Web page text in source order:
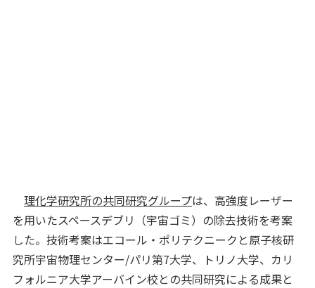
理化学研究所の共同研究グループは、高強度レーザー
を用いたスペースデブリ（宇宙ゴミ）の除去技術を考案
した。技術考案はエコール・ポリテクニークと原子核研
究所宇宙物理センター/パリ第7大学、トリノ大学、カリ
フォルニア大学アーバイン校との共同研究による成果と